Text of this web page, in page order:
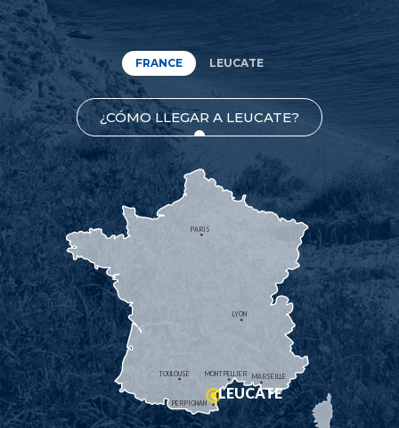
FRANCE LEUCATE
¿CÓMO LLEGAR A LEUCATE?
MONTPELLIER
PERPIGNAN
MARSEILLE
TOULOUSE
LYON
PARIS
LEUCATE